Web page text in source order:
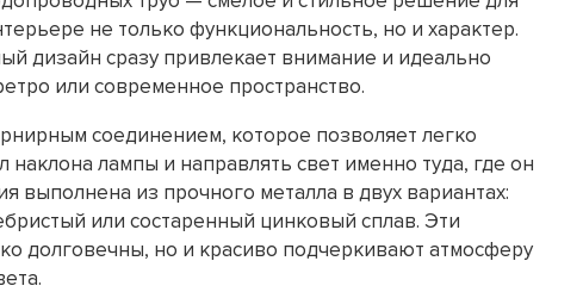
не только функциональность, но и характер.
дизайн сразу привлекает внимание и идеально
или современное пространство.
соединением, которое позволяет легко
наклона лампы и направлять свет именно туда, где он
выполнена из прочного металла в двух вариантах:
или состаренный цинковый сплав. Эти
долговечны, но и красиво подчеркивают атмосферу